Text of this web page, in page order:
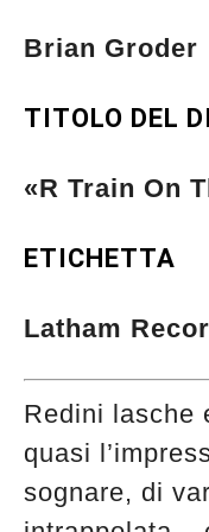
Musica
Brian Groder
TITOLO DEL
«R Train On
ETICHETTA
Latham
Redini lasche
quasi
sognare, di